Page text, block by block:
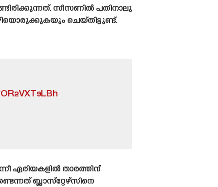
സീസണിൽ പതിനാലു
ചെയ്‌തിട്ടുണ്ട്‌.
ഏരിയകളിൽ താരത്തിന്
ബ്ലാസ്‌റ്റേഴ്‌സിനെ